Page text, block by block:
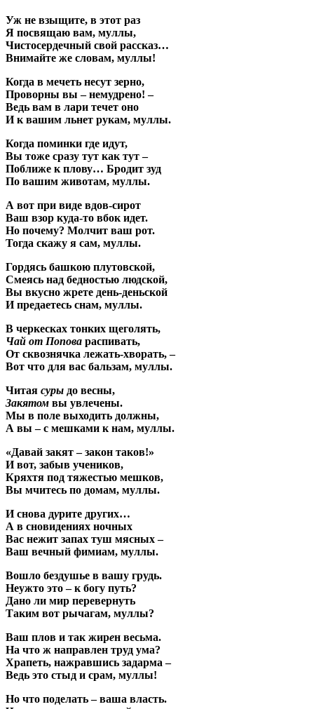
Уж не взыщите, в этот раз
Я посвящаю вам, муллы,
Чистосердечный свой рассказ…
Внимайте же словам, муллы!
Когда в мечеть несут зерно,
Проворны вы – немудрено! –
Ведь вам в лари течет оно
И к вашим льнет рукам, муллы.
Когда поминки где идут,
Вы тоже сразу тут как тут –
Поближе к плову… Бродит зуд
По вашим животам, муллы.
А вот при виде вдов-сирот
Ваш взор куда-то вбок идет.
Но почему? Молчит ваш рот.
Тогда скажу я сам, муллы.
Гордясь башкою плутовской,
Смеясь над бедностью людской,
Вы вкусно жрете день-деньской
И предаетесь снам, муллы.
В черкесках тонких щеголять,
Чай от Попова распивать,
От сквознячка лежать-хворать, –
Вот что для вас бальзам, муллы.
Читая суры до весны,
Закятом вы увлечены.
Мы в поле выходить должны,
А вы – с мешками к нам, муллы.
«Давай закят – закон таков!»
И вот, забыв учеников,
Кряхтя под тяжестью мешков,
Вы мчитесь по домам, муллы.
И снова дурите других…
А в сновидениях ночных
Вас нежит запах туш мясных –
Ваш вечный фимиам, муллы.
Вошло бездушье в вашу грудь.
Неужто это – к богу путь?
Дано ли мир перевернуть
Таким вот рычагам, муллы?
Ваш плов и так жирен весьма.
На что ж направлен труд ума?
Храпеть, нажравшись задарма –
Ведь это стыд и срам, муллы!
Но что поделать – ваша власть.